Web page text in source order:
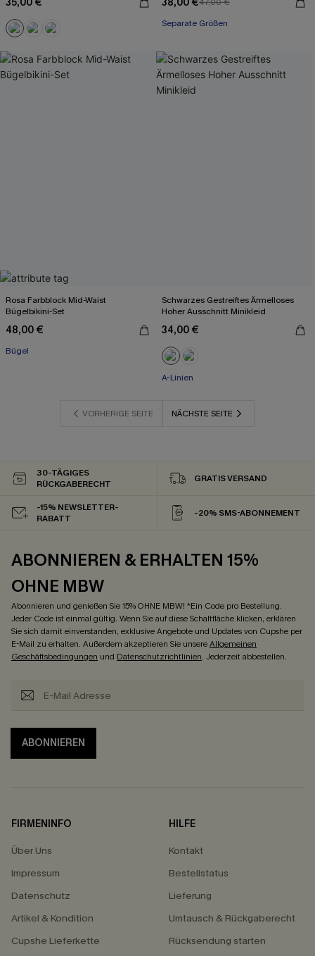
Separate Größen
Rosa Farbblock Mid-Waist
Bügelbikini-Set
48,00 €
Bügel
Schwarzes Gestreiftes Ärmelloses
Hoher Ausschnitt Minikleid
34,00 €
A-Linien
VORHERIGE SEITE NÄCHSTE SEITE
30-TÄGIGES
RÜCKGABERECHT
GRATIS VERSAND
-15% NEWSLETTER-
RABATT
-20% SMS-ABONNEMENT
ABONNIEREN & ERHALTEN 15%
OHNE MBW
Abonnieren und genießen Sie 15% OHNE MBW! *Ein Code pro Bestellung.
Jeder Code ist einmal gültig. Wenn Sie auf diese Schaltfläche klicken, erklären
Sie sich damit einverstanden, exklusive Angebote und Updates von Cupshe per
E-Mail zu erhalten. Außerdem akzeptieren Sie unsereAllgemeinen
Geschäftsbedingungen und Datenschutzrichtlinien. Jederzeit abbestellen.
ABONNIEREN
FIRMENINFO
Über Uns
Impressum
Datenschutz
Artikel & Kondition
Cupshe Lieferkette
HILFE
Kontakt
Bestellstatus
Lieferung
Umtausch & Rückgaberecht
Rücksendung starten